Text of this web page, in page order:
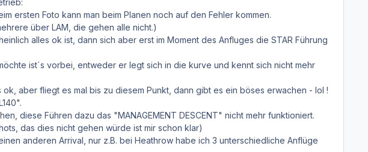
ersten Foto kann man beim Planen noch auf den Fehler kommen.
über LAM, die gehen alle nicht.)
alles ok ist, dann sich aber erst im Moment des Anfluges die STAR Führung
ist´s vorbei, entweder er legt sich in die kurve und kennt sich nicht mehr
aber fliegt es mal bis zu diesem Punkt, dann gibt es ein böses erwachen - lol !
diese Führen dazu das "MANAGEMENT DESCENT" nicht mehr funktioniert.
das dies nicht gehen würde ist mir schon klar)
anderen Arrival, nur z.B. bei Heathrow habe ich 3 unterschiedliche Anflüge